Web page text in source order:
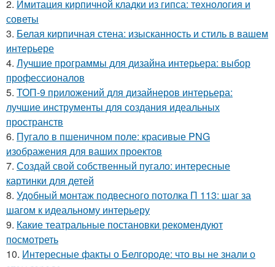
2. Имитация кирпичной кладки из гипса: технология и
советы
3. Белая кирпичная стена: изысканность и стиль в вашем
интерьере
4. Лучшие программы для дизайна интерьера: выбор
профессионалов
5. ТОП-9 приложений для дизайнеров интерьера:
лучшие инструменты для создания идеальных
пространств
6. Пугало в пшеничном поле: красивые PNG
изображения для ваших проектов
7. Создай свой собственный пугало: интересные
картинки для детей
8. Удобный монтаж подвесного потолка П 113: шаг за
шагом к идеальному интерьеру
9. Какие театральные постановки рекомендуют
посмотреть
10. Интересные факты о Белгороде: что вы не знали о